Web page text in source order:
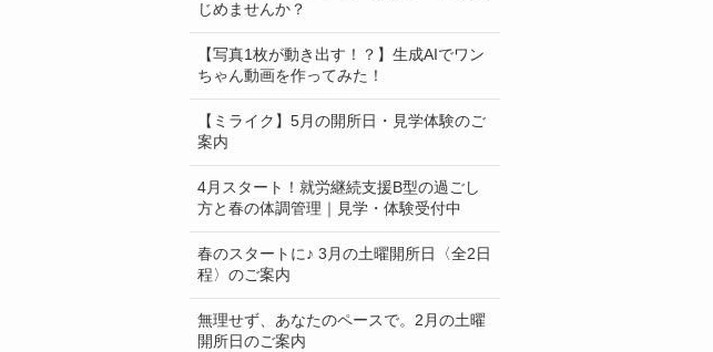
じめませんか？
【写真1枚が動き出す！？】生成AIでワン
ちゃん動画を作ってみた！
【ミライク】5月の開所日・見学体験のご
案内
4月スタート！就労継続支援B型の過ごし
方と春の体調管理｜見学・体験受付中
春のスタートに♪ 3月の土曜開所日〈全2日
程〉のご案内
無理せず、あなたのペースで。2月の土曜
開所日のご案内